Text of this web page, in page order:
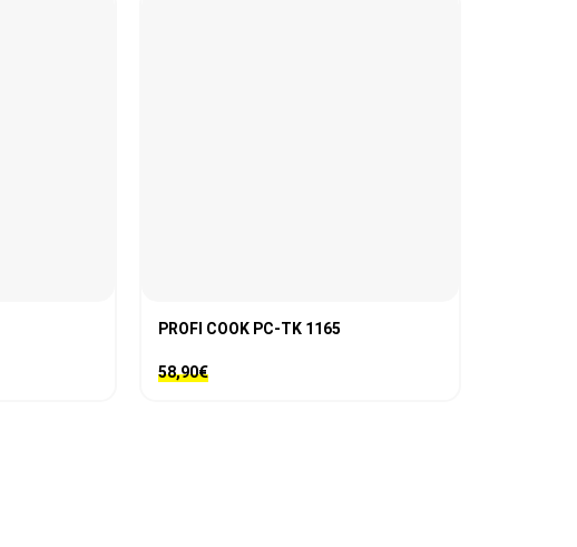
PROFI COOK PC-TK 1165
58,90€